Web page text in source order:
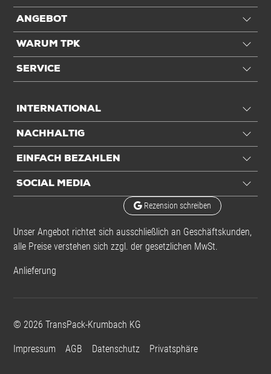
ANGEBOT
WARUM TPK
SERVICE
INTERNATIONAL
NACHHALTIG
EINFACH BEZAHLEN
SOCIAL MEDIA
Rezension schreiben
Unser Angebot richtet sich ausschließlich an Geschäftskunden,
alle Preise verstehen sich zzgl. der gesetzlichen MwSt.
Anlieferung
© 2026 TransPack-Krumbach KG
Impressum AGB Datenschutz Privatsphäre